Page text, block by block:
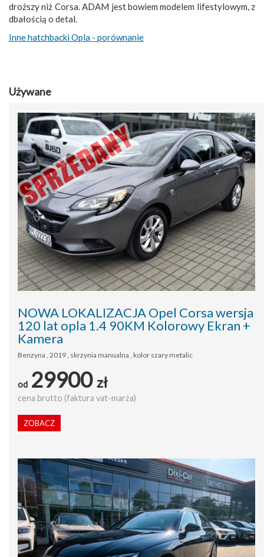
droższy niż Corsa. ADAM jest bowiem modelem lifestylowym, z
dbałością o detal.
Inne hatchbacki Opla - porównanie
Używane
NOWA LOKALIZACJA Opel Corsa wersja
120 lat opla 1.4 90KM Kolorowy Ekran +
Kamera
Benzyna , 2019 , skrzynia manualna , kolor szary metalic
od 29900 zł
cena brutto (faktura vat-marża)
ZOBACZ